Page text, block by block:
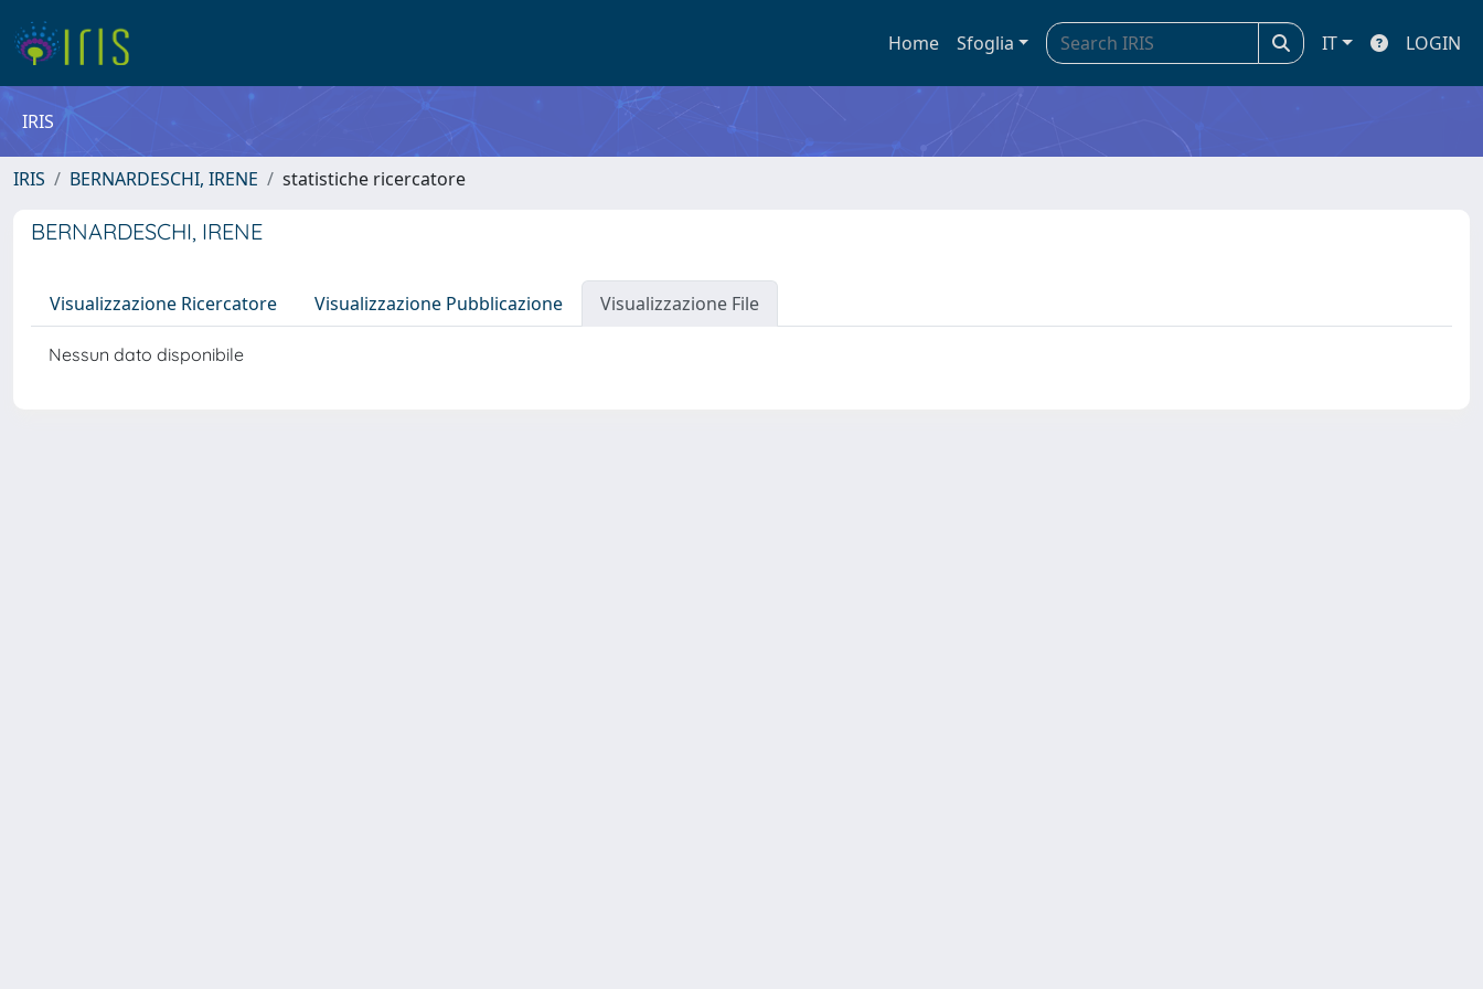
Home Sfoglia IT LOGIN
IRIS
IRIS BERNARDESCHI, IRENE statistiche ricercatore
BERNARDESCHI, IRENE
Visualizzazione Ricercatore Visualizzazione Pubblicazione Visualizzazione File
Nessun dato disponibile